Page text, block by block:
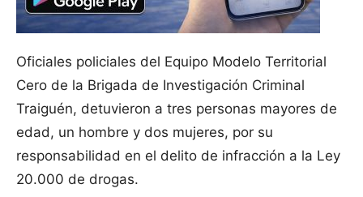
Oficiales policiales del Equipo Modelo Territorial
Cero de la Brigada de Investigación Criminal
Traiguén, detuvieron a tres personas mayores de
edad, un hombre y dos mujeres, por su
responsabilidad en el delito de infracción a la Ley
20.000 de drogas.